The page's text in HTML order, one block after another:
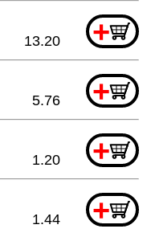
+
13.20
+
5.76
+
1.20
+
1.44